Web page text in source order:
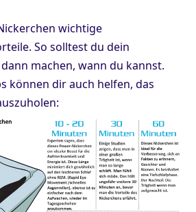
wichtige
So solltest du dein
machen, wann du kannst.
können dir auch helfen, das